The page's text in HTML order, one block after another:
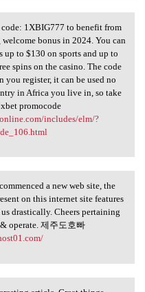
code:
1XBIG777 to benefit from
bonus in 2024. You can
up to $130 on sports and up to
spins on the casino. The code
you register, it can be used no
in Africa you live in, so take
promocode
includes/elm/?
commenced a
a new web site, the
on this internet site features
drastically. Cheers pertaining
operate. 제주도호빠